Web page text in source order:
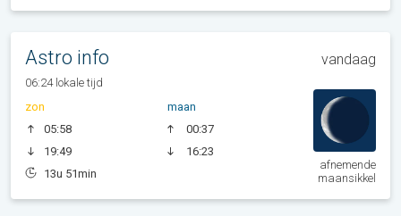
Astro info vandaag
06:24 lokale tijd
zon
05:58
19:49
13u 51min
maan
00:37
16:23
afnemende
maansikkel